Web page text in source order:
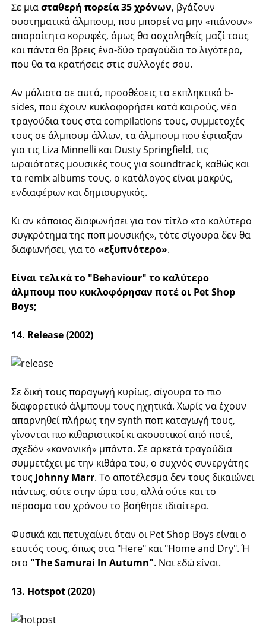
Σε μιασταθερή πορεία 35 χρόνων, βγάζουν
συστηματικά άλμπουμ, που μπορεί να μην «πιάνουν»
απαραίτητα κορυφές, όμως θα ασχοληθείς μαζί τους
και πάντα θα βρεις ένα-δύο τραγούδια το λιγότερο,
που θα τα κρατήσεις στις συλλογές σου.
Αν μάλιστα σε αυτά, προσθέσεις τα εκπληκτικά b-
sides, που έχουν κυκλοφορήσει κατά καιρούς, νέα
τραγούδια τους στα compilations τους, συμμετοχές
τους σε άλμπουμ άλλων, τα άλμπουμ που έφτιαξαν
για τις Liza Minnelli και Dusty Springfield, τις
ωραιότατες μουσικές τους για soundtrack, καθώς και
τα remix albums τους, ο κατάλογος είναι μακρύς,
ενδιαφέρων και δημιουργικός.
Κι αν κάποιος διαφωνήσει για τον τίτλο «το καλύτερο
συγκρότημα της ποπ μουσικής», τότε σίγουρα δεν θα
διαφωνήσει, για το«εξυπνότερο».
Είναι τελικά το "Behaviour" το καλύτερο
άλμπουμ που κυκλοφόρησαν ποτέ οι Pet Shop
Boys;
14. Release (2002)
Σε δική τους παραγωγή κυρίως, σίγουρα το πιο
διαφορετικό άλμπουμ τους ηχητικά. Χωρίς να έχουν
απαρνηθεί πλήρως την synth ποπ καταγωγή τους,
γίνονται πιο κιθαριστικοί κι ακουστικοί από ποτέ,
σχεδόν «κανονική» μπάντα. Σε αρκετά τραγούδια
συμμετέχει με την κιθάρα του, ο συχνός συνεργάτης
τους Johnny Marr. Το αποτέλεσμα δεν τους δικαιώνει
πάντως, ούτε στην ώρα του, αλλά ούτε και το
πέρασμα του χρόνου το βοήθησε ιδιαίτερα.
Φυσικά και πετυχαίνει όταν οι Pet Shop Boys είναι ο
εαυτός τους, όπως στα "Here" και "Home and Dry". Ή
στο "The Samurai In Autumn". Ναι εδώ είναι.
13. Hotspot (2020)